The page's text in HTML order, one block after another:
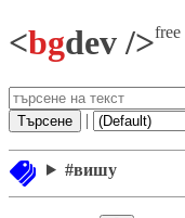
<bgdev />free
Търсене |
#вишу